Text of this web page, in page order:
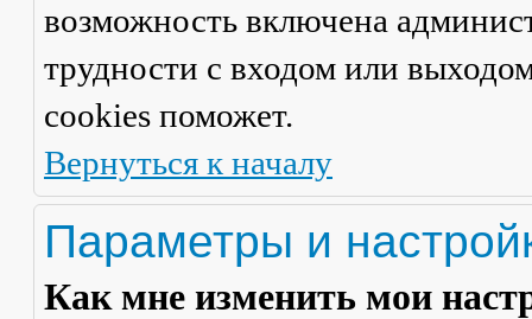
возможность включена
трудности с входом или
cookies поможет.
Вернуться к началу
Параметры и
Как мне изменить мои